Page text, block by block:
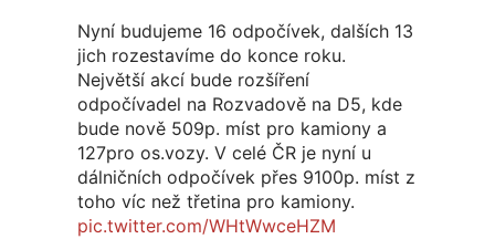
Nyní budujeme 16 odpočívek, dalších 13
jich rozestavíme do konce roku.
Největší akcí bude rozšíření
odpočívadel na Rozvadově na D5, kde
bude nově 509p. míst pro kamiony a
127pro os.vozy. V celé ČR je nyní u
dálničních odpočívek přes 9100p. míst z
toho víc než třetina pro kamiony.
pic.twitter.com/WHtWwceHZM